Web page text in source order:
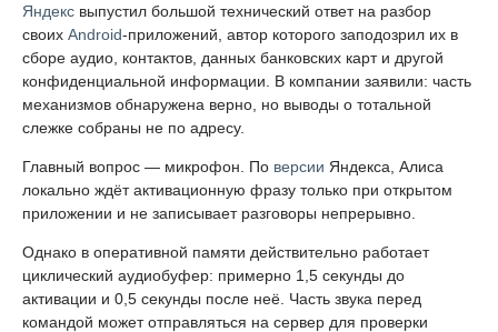
Яндекс выпустил большой технический ответ на разбор
своих Android-приложений, автор которого заподозрил их в
сборе аудио, контактов, данных банковских карт и другой
конфиденциальной информации. В компании заявили: часть
механизмов обнаружена верно, но выводы о тотальной
слежке собраны не по адресу.
Главный вопрос — микрофон. По версии Яндекса, Алиса
локально ждёт активационную фразу только при открытом
приложении и не записывает разговоры непрерывно.
Однако в оперативной памяти действительно работает
циклический аудиобуфер: примерно 1,5 секунды до
активации и 0,5 секунды после неё. Часть звука перед
командой может отправляться на сервер для проверки